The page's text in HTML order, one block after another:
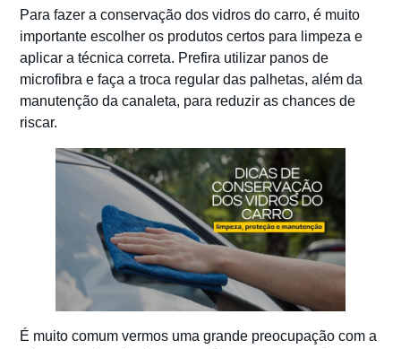
Para fazer a conservação dos vidros do carro, é muito
importante escolher os produtos certos para limpeza e
aplicar a técnica correta. Prefira utilizar panos de
microfibra e faça a troca regular das palhetas, além da
manutenção da canaleta, para reduzir as chances de
riscar.
É muito comum vermos uma grande preocupação com a